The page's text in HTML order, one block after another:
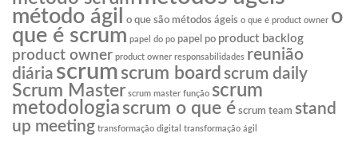
método ágil o que são métodos ágeis o que é product owner o
que é scrum papel do po papel po product backlog
product owner product owner responsabilidades reunião
diária scrum scrum board scrum daily
Scrum Master scrum master função scrum
metodologia scrum o que é scrum team stand
up meeting transformação digital transformação ágil